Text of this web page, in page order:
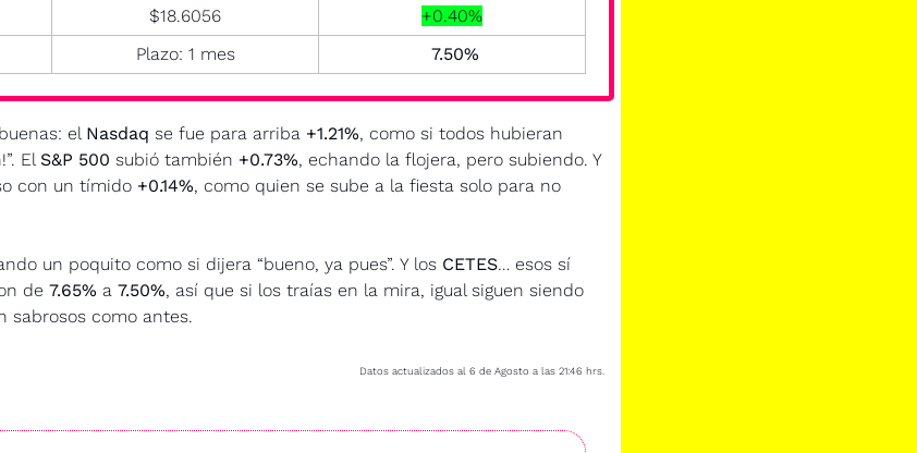
$18.6056
+0.40%
Plazo: 1 mes
  7.50%
el Nasdaq se fue para arriba +1.21%, como si todos hubieran
El S&P 500 subió también +0.73%, echando la flojera, pero subiendo. Y
con un tímido +0.14%, como quien se sube a la fiesta solo para no
un poquito como si dijera “bueno, ya pues”. Y los CETES… esos sí
de 7.65% a 7.50%, así que si los traías en la mira, igual siguen siendo
sabrosos como antes.
Datos actualizados al 6 de Agosto a las 21:46 hrs.